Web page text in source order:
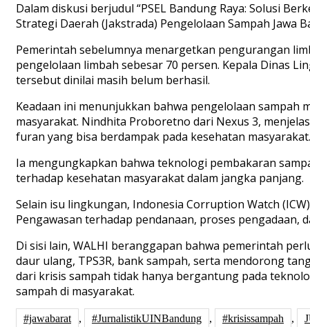
Dalam diskusi berjudul “PSEL Bandung Raya: Solusi
Strategi Daerah (Jakstrada) Pengelolaan Sampah Jawa
Pemerintah sebelumnya menargetkan pengurangan
pengelolaan limbah sebesar 70 persen. Kepala Dinas
tersebut dinilai masih belum berhasil.
Keadaan ini menunjukkan bahwa pengelolaan
masyarakat. Nindhita Proboretno dari Nexus 3,
furan yang bisa berdampak pada kesehatan masyarakat.
Ia mengungkapkan bahwa teknologi pembakaran
terhadap kesehatan masyarakat dalam jangka panjang.
Selain isu lingkungan, Indonesia Corruption Watch
Pengawasan terhadap pendanaan, proses
Di sisi lain, WALHI beranggapan bahwa pemerintah
daur ulang, TPS3R, bank sampah, serta mendorong
dari krisis sampah tidak hanya bergantung pada
sampah di masyarakat.
#jawabarat , #JurnalistikUINBandung , #krisissampah ,